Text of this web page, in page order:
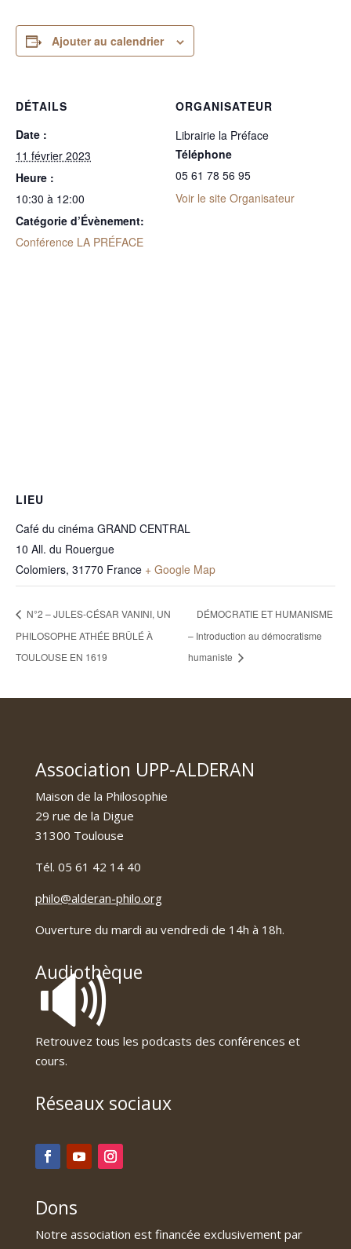
Ajouter au calendrier
DÉTAILS
Date :
11 février 2023
Heure :
10:30 à 12:00
Catégorie d’Évènement:
Conférence LA PRÉFACE
ORGANISATEUR
Librairie la Préface
Téléphone
05 61 78 56 95
Voir le site Organisateur
LIEU
Café du cinéma GRAND CENTRAL
10 All. du Rouergue
Colomiers, 31770 France + Google Map
N°2 – JULES-CÉSAR VANINI, UN
PHILOSOPHE ATHÉE BRÛLÉ À
TOULOUSE EN 1619
DÉMOCRATIE ET HUMANISME
– Introduction au démocratisme
humaniste
Association UPP-ALDERAN
Maison de la Philosophie
29 rue de la Digue
31300 Toulouse
Tél. 05 61 42 14 40
philo@alderan-philo.org
Ouverture du mardi au vendredi de 14h à 18h.
Audiothèque
🔊
Retrouvez tous les podcasts des conférences et
cours.
Réseaux sociaux
Dons
Notre association est financée exclusivement par